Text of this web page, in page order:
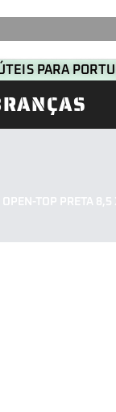
PARA
OPEN-TOP PRETA